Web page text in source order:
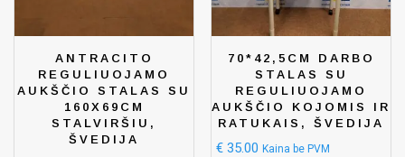
ANTRACITO
REGULIUOJAMO
AUKŠČIO STALAS SU
160X69CM
STALVIRŠIU,
ŠVEDIJA
70*42,5CM DARBO
STALAS SU
REGULIUOJAMO
AUKŠČIO KOJOMIS IR
RATUKAIS, ŠVEDIJA
€ 35.00 Kaina be PVM